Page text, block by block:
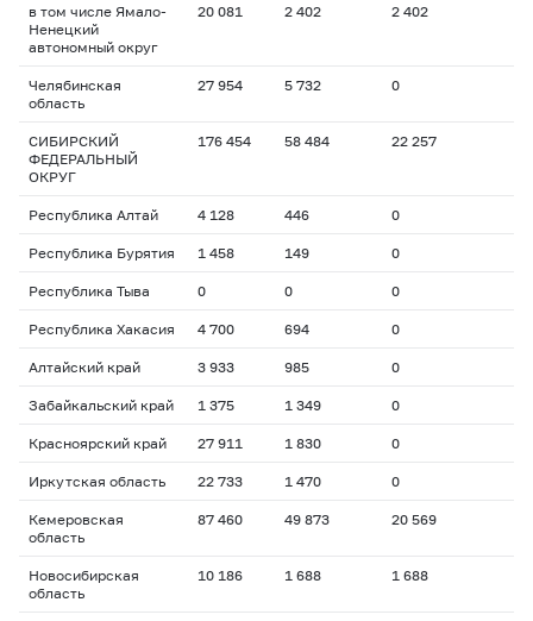
в том числе Ямало-
Ненецкий
автономный округ
20 081 2 402 2 402
Челябинская
область
27 954 5 732 0
СИБИРСКИЙ
ФЕДЕРАЛЬНЫЙ
ОКРУГ
176 454 58 484 22 257
Республика Алтай 4 128 446 0
Республика Бурятия 1 458 149 0
Республика Тыва 0 0 0
Республика Хакасия 4 700 694 0
Алтайский край 3 933 985 0
Забайкальский край 1 375 1 349 0
Красноярский край 27 911 1 830 0
Иркутская область 22 733 1 470 0
Кемеровская
область
87 460 49 873 20 569
Новосибирская
область
10 186 1 688 1 688